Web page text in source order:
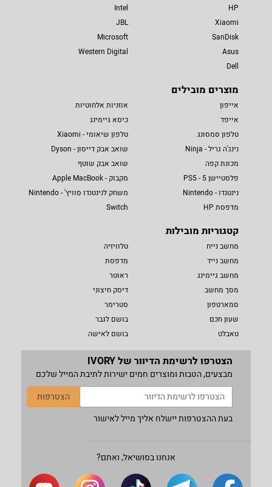
HP
Xiaomi
SanDisk
Asus
Dell
Intel
JBL
Microsoft
Western Digital
מוצרים מובילים
אייפון
אייפד
טלפון סמסונג
נינג'ה גריל - Ninja
מכונת קפה
פלסטיישן 5 - PS5
נינטנדו - Nintendo
מדפסת HP
אוזניות אלחוטיות
כיסא גיימינג
טלפון שיאומי - Xiaomi
שואב אבק דייסון - Dyson
שואב אבק שוטף
מקבוק - Apple MacBook
משחק לנינטנדו סוויץ' - Nintendo
Switch
קטגוריות מובילות
מחשב נייח
מחשב נייד
מחשב גיימינג
מסך מחשב
סמארטפון
שעון חכם
טאבלט
טלוויזיה
מדפסת
ראוטר
דיסק חיצוני
סטרימר
בושם לגבר
בושם לאישה
הצטרפו לרשימת הדיוור של IVORY
מבצעים, הטבות ומוצרים חמים ישירות לתיבת המייל שלכם
הצטרפות
בעת ההצטרפות יישלח אליך מייל לאישור
אנחנו בסושיאל, ואתם?